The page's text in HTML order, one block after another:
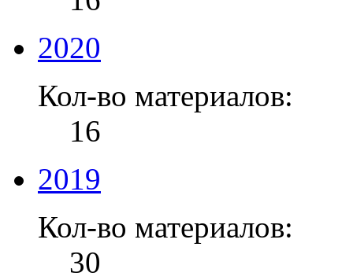
2020
Кол-во материалов:
16
2019
Кол-во материалов:
30